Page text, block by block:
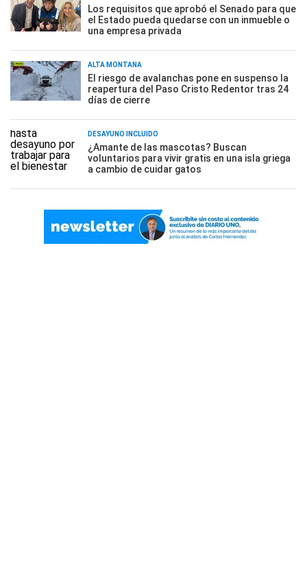
Los requisitos que aprobó el Senado para que
el Estado pueda quedarse con un inmueble o
una empresa privada
ALTA MONTAÑA
El riesgo de avalanchas pone en suspenso la
reapertura del Paso Cristo Redentor tras 24
días de cierre
DESAYUNO INCLUÍDO
¿Amante de las mascotas? Buscan
voluntarios para vivir gratis en una isla griega
a cambio de cuidar gatos